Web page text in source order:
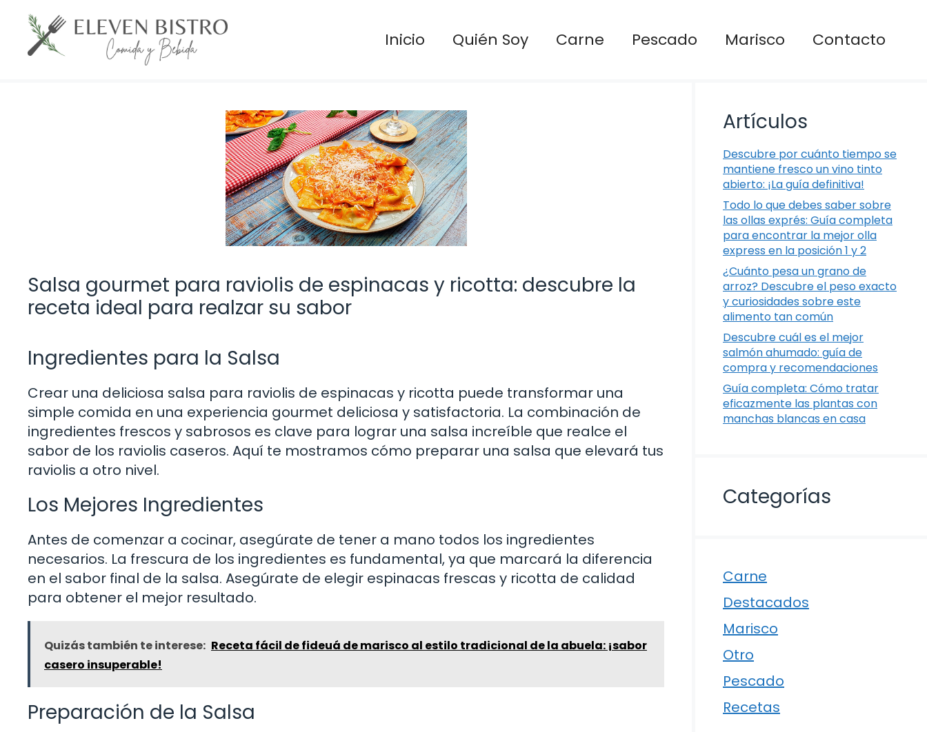
Saltar
contenido
Inicio Quién Soy Carne Pescado Marisco Contacto
Salsa gourmet para raviolis de espinacas y ricotta: descubre la
receta ideal para realzar su sabor
Ingredientes para la Salsa
Crear una deliciosa salsa para raviolis de espinacas y ricotta puede transformar una
simple comida en una experiencia gourmet deliciosa y satisfactoria. La combinación de
ingredientes frescos y sabrosos es clave para lograr una salsa increíble que realce el
sabor de los raviolis caseros. Aquí te mostramos cómo preparar una salsa que elevará tus
raviolis a otro nivel.
Los Mejores Ingredientes
Antes de comenzar a cocinar, asegúrate de tener a mano todos los ingredientes
necesarios. La frescura de los ingredientes es fundamental, ya que marcará la diferencia
en el sabor final de la salsa. Asegúrate de elegir espinacas frescas y ricotta de calidad
para obtener el mejor resultado.
Quizás también te interese: Receta fácil de fideuá de marisco al estilo tradicional de la abuela: ¡sabor
casero insuperable!
Preparación de la Salsa
Artículos
Descubre por cuánto tiempo se
mantiene fresco un vino tinto
abierto: ¡La guía definitiva!
Todo lo que debes saber sobre
las ollas exprés: Guía completa
para encontrar la mejor olla
express en la posición 1 y 2
¿Cuánto pesa un grano de
arroz? Descubre el peso exacto
y curiosidades sobre este
alimento tan común
Descubre cuál es el mejor
salmón ahumado: guía de
compra y recomendaciones
Guía completa: Cómo tratar
eficazmente las plantas con
manchas blancas en casa
Categorías
Carne
Destacados
Marisco
Otro
Pescado
Recetas